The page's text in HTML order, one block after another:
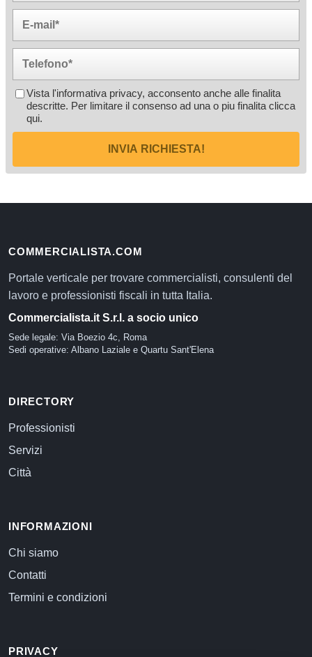
Vista l'informativa privacy, acconsento anche alle finalita
descritte. Per limitare il consenso ad una o piu finalita clicca
qui.
INVIA RICHIESTA!
COMMERCIALISTA.COM
Portale verticale per trovare commercialisti, consulenti del
lavoro e professionisti fiscali in tutta Italia.
Commercialista.it S.r.l. a socio unico
Sede legale: Via Boezio 4c, Roma
Sedi operative: Albano Laziale e Quartu Sant'Elena
DIRECTORY
Professionisti
Servizi
Città
INFORMAZIONI
Chi siamo
Contatti
Termini e condizioni
PRIVACY